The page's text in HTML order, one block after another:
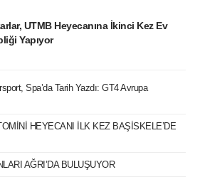
UTMB Heyecanına İkinci Kez Ev
Yapıyor
Spa’da Tarih Yazdı: GT4 Avrupa
HEYECANI İLK KEZ BAŞİSKELE’DE
AĞRI’DA BULUŞUYOR